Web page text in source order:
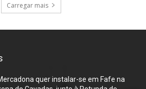
Carregar mais
quer instalar-se em Fafe na